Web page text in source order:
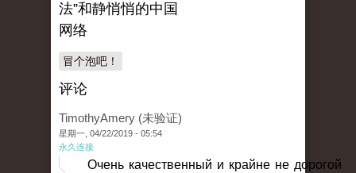
法”和静悄悄的中国
网络
冒个泡吧！
评论
TimothyAmery (未验证)
星期一, 04/22/2019 - 05:54
永久连接
Очень качественный и крайне не дорогой